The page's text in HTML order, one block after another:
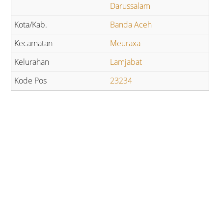
Darussalam
Banda Aceh
Meuraxa
Lamjabat
23234